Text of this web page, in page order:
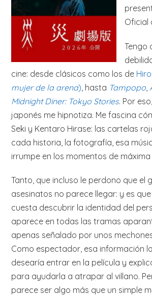
Oficial
Tengo
cine: desde clásicos como los de
mujer de la arena) , hasta Tampopo
Midnight Diner: Tokyo Stories. Por
japonés me hipnotiza. Me fascina
Seki y Kentaro Hirase: las cartelas
cada historia, la fotografía, esa
irrumpe en los momentos de
Tanto, que incluso le perdono que el
asesinatos no parece llegar: y es
cuesta descubrir la identidad del
aparece en todas las tramas
apenas señalado por unos
Como espectador, esa información
desearía entrar en la película y
para ayudarla a atrapar al villano.
parece ser algo más que un simple